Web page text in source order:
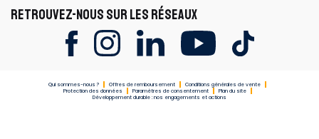
RETROUVEZ-NOUS SUR LES RÉSEAUX
Qui sommes-nous ? Offres de remboursement
Conditions générales de vente
Protection des données
Paramètres de consentement
Plan du site
Développement durable : nos engagements et actions